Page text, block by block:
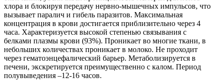
хлора и блокируя передачу нервно-мышечных импульсов, что
вызывает паралич и гибель паразитов. Максимальная
концентрация в крови достигается приблизительно через 4
часа. Характеризуется высокой степенью связывания с
белками плазмы крови (93%). Проникает во многие ткани, в
небольших количествах проникает в молоко. Не проходит
через гематоэнцефалический барьер. Метаболизируется в
печени, экскретируется преимущественно с калом. Период
полувыведения –12-16 часов.